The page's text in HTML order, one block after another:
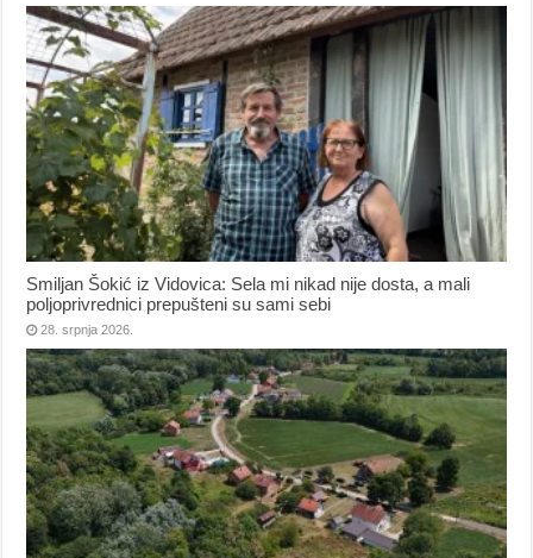
Smiljan Šokić iz Vidovica: Sela mi nikad nije dosta, a mali
poljoprivrednici prepušteni su sami sebi
28. srpnja 2026.